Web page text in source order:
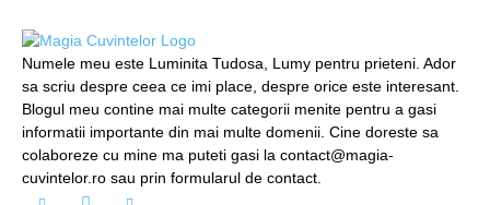
Numele meu este Luminita Tudosa, Lumy pentru prieteni. Ador
sa scriu despre ceea ce imi place, despre orice este interesant.
Blogul meu contine mai multe categorii menite pentru a gasi
informatii importante din mai multe domenii. Cine doreste sa
colaboreze cu mine ma puteti gasi la contact@magia-
cuvintelor.ro sau prin formularul de contact.